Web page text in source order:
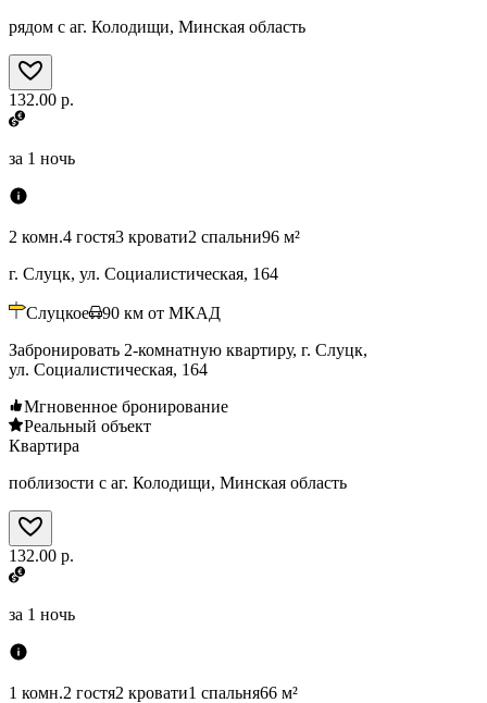
рядом с аг. Колодищи, Минская область
132.00 р.
за 1 ночь
2 комн.4 гостя3 кровати2 спальни96 м²
г. Слуцк, ул. Социалистическая, 164
Слуцкое 90 км от МКАД
Забронировать 2-комнатную квартиру, г. Слуцк,
ул. Социалистическая, 164
Мгновенное бронирование
Реальный объект
Квартира
поблизости с аг. Колодищи, Минская область
132.00 р.
за 1 ночь
1 комн.2 гостя2 кровати1 спальня66 м²